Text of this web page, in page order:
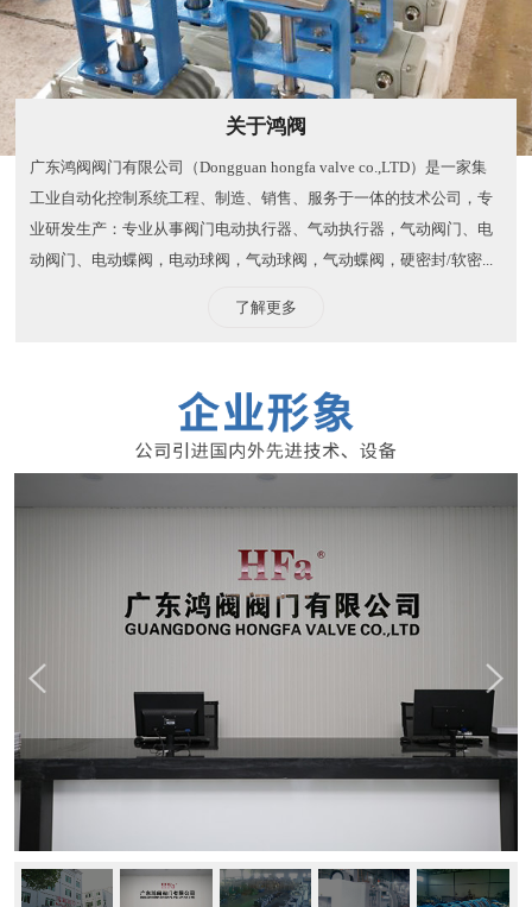
关于鸿阀
广东鸿阀阀门有限公司（Dongguan hongfa valve co.,LTD）是一家集
工业自动化控制系统工程、制造、销售、服务于一体的技术公司，专
业研发生产：专业从事阀门电动执行器、气动执行器，气动阀门、电
动阀门、电动蝶阀，电动球阀，气动球阀，气动蝶阀，硬密封/软密...
了解更多